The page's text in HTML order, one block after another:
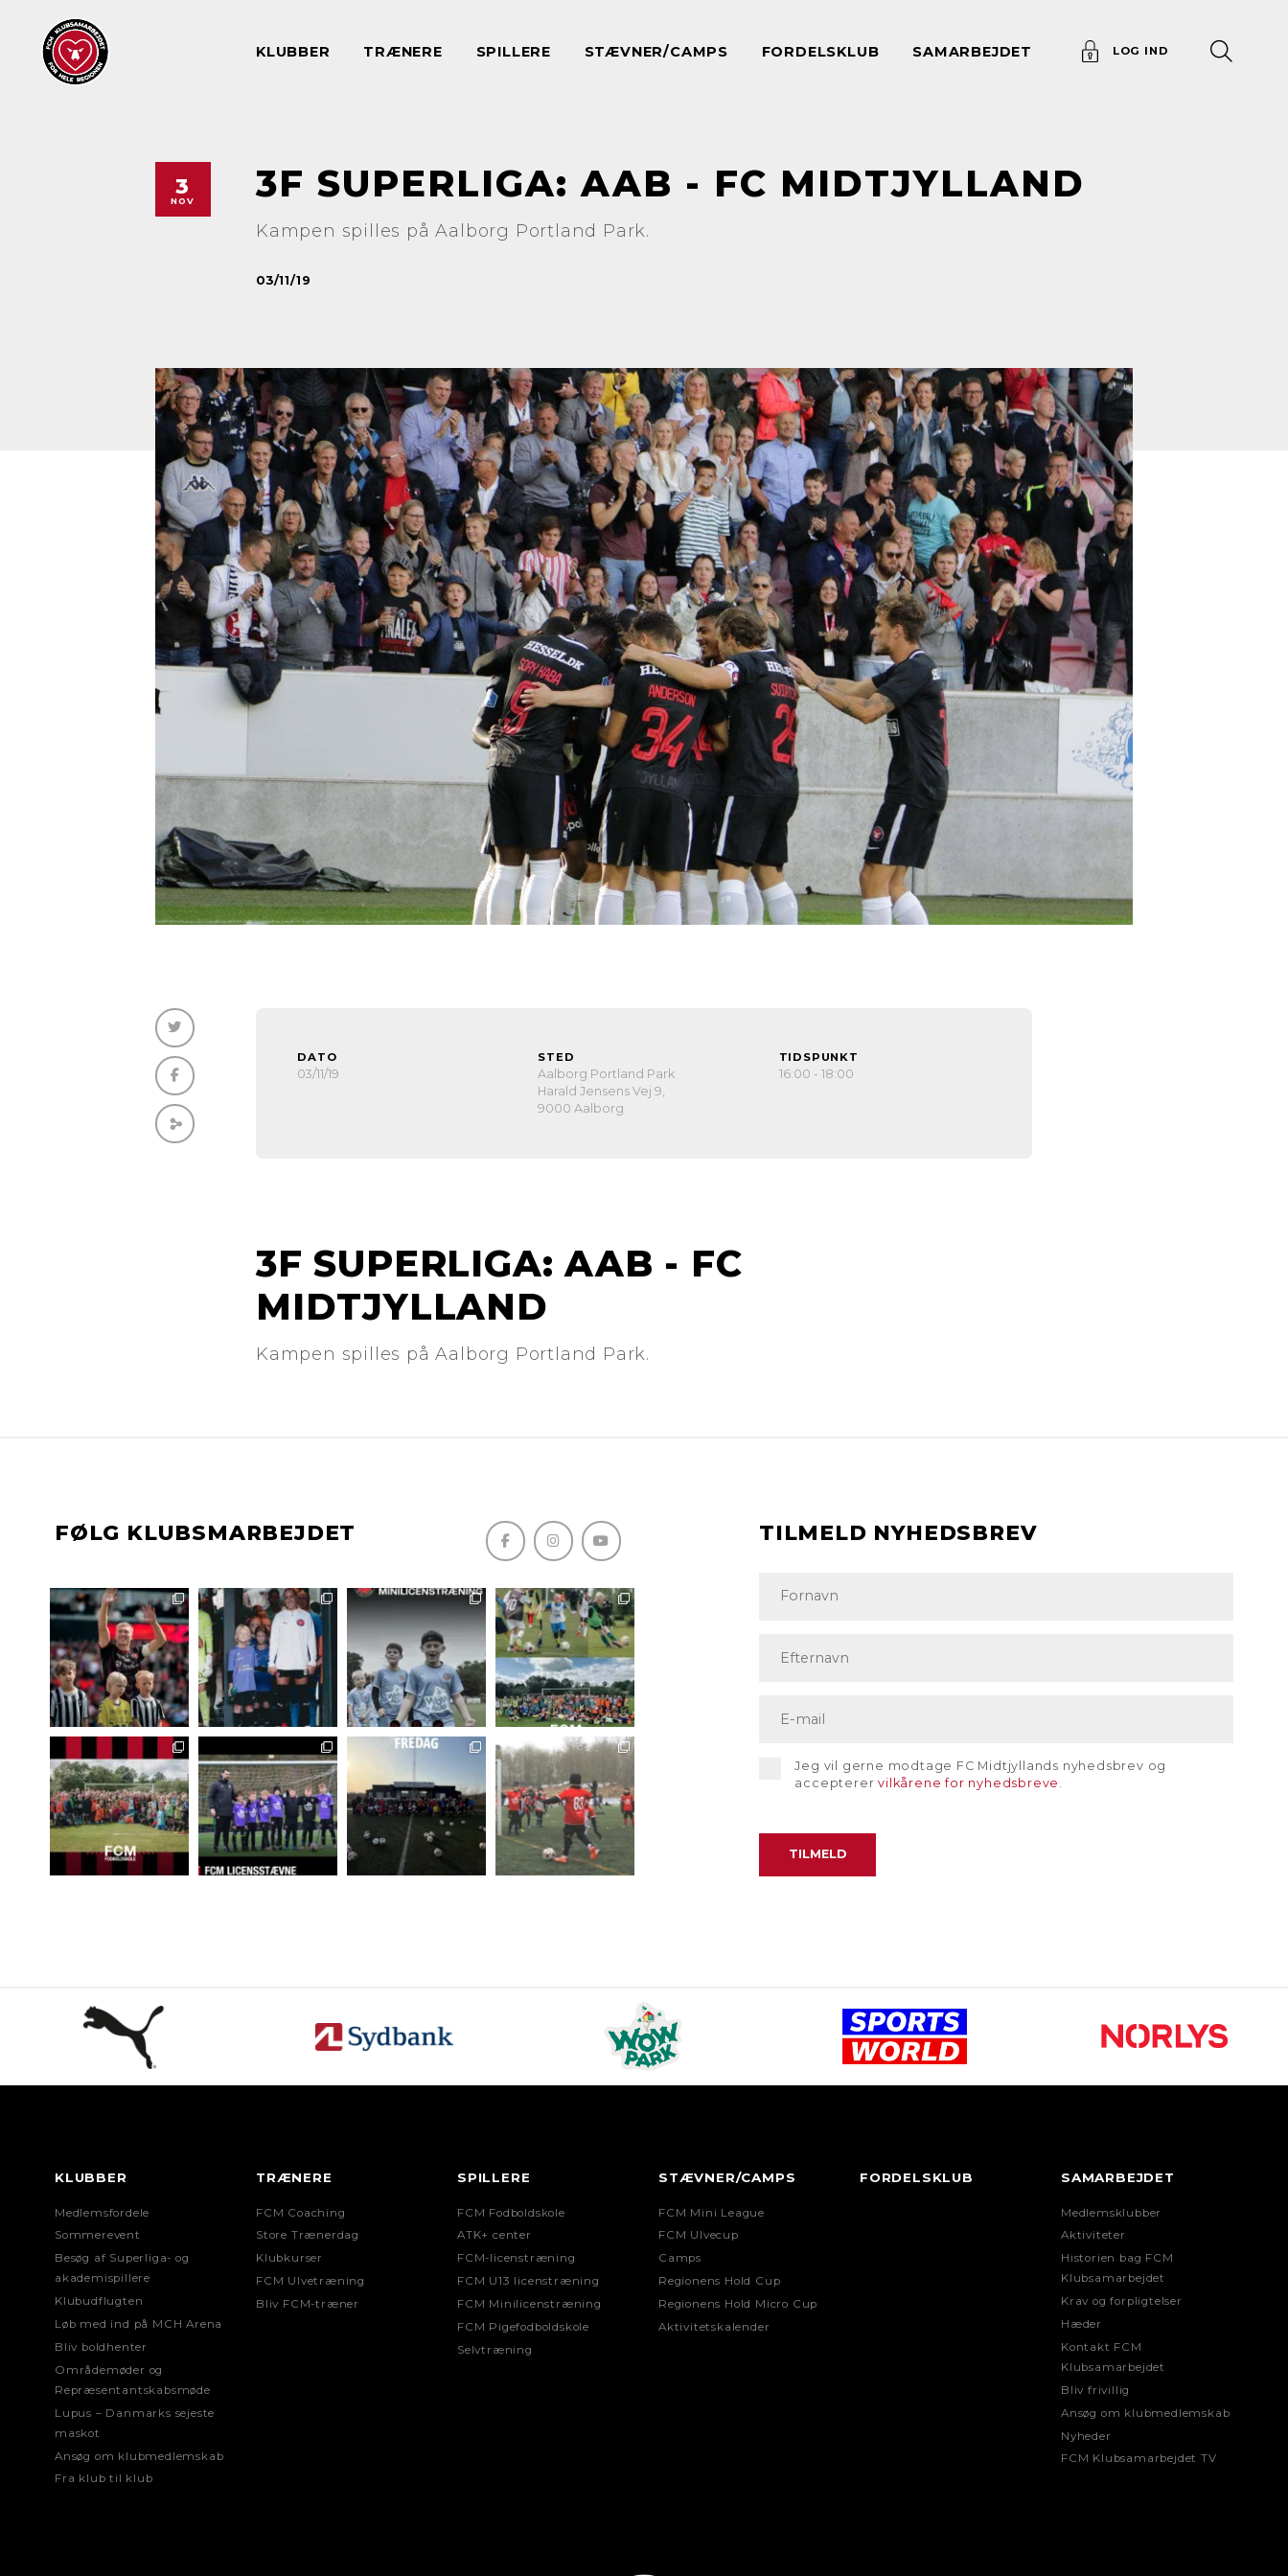
KLUBBER TRÆNERE SPILLERE STÆVNER/CAMPS FORDELSKLUB SAMARBEJDET LOG IND
3
NOV 3F SUPERLIGA: AAB - FC MIDTJYLLAND
Kampen spilles på Aalborg Portland Park.
03/11/19
DATO
03/11/19
STED
Aalborg Portland Park
Harald Jensens Vej 9,
9000 Aalborg
TIDSPUNKT
16:00 - 18:00
3F SUPERLIGA: AAB - FC
MIDTJYLLAND
Kampen spilles på Aalborg Portland Park.
FØLG KLUBSMARBEJDET TILMELD NYHEDSBREV
Jeg vil gerne modtage FC Midtjyllands nyhedsbrev og
accepterervilkårene for nyhedsbreve
KLUBBER
Medlemsfordele
Sommerevent
Besøg af Superliga- og
akademispillere
Klubudflugten
Løb med ind på MCH Arena
Bliv boldhenter
Områdemøder og
Repræsentantskabsmøde
Lupus – Danmarks sejeste
maskot
Ansøg om klubmedlemskab
Fra klub til klub
TRÆNERE
FCM Coaching
Store Trænerdag
Klubkurser
FCM Ulvetræning
Bliv FCM-træner
SPILLERE
FCM Fodboldskole
ATK+ center
FCM-licenstræning
FCM U13 licenstræning
FCM Minilicenstræning
FCM Pigefodboldskole
Selvtræning
STÆVNER/CAMPS
FCM Mini League
FCM Ulvecup
Camps
Regionens Hold Cup
Regionens Hold Micro Cup
Aktivitetskalender
FORDELSKLUB SAMARBEJDET
Medlemsklubber
Aktiviteter
Historien bag FCM
Klubsamarbejdet
Krav og forpligtelser
Hæder
Kontakt FCM
Klubsamarbejdet
Bliv frivillig
Ansøg om klubmedlemskab
Nyheder
FCM Klubsamarbejdet TV